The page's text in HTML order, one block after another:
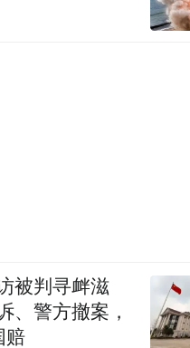
被判寻衅滋
、警方撤案，
赔